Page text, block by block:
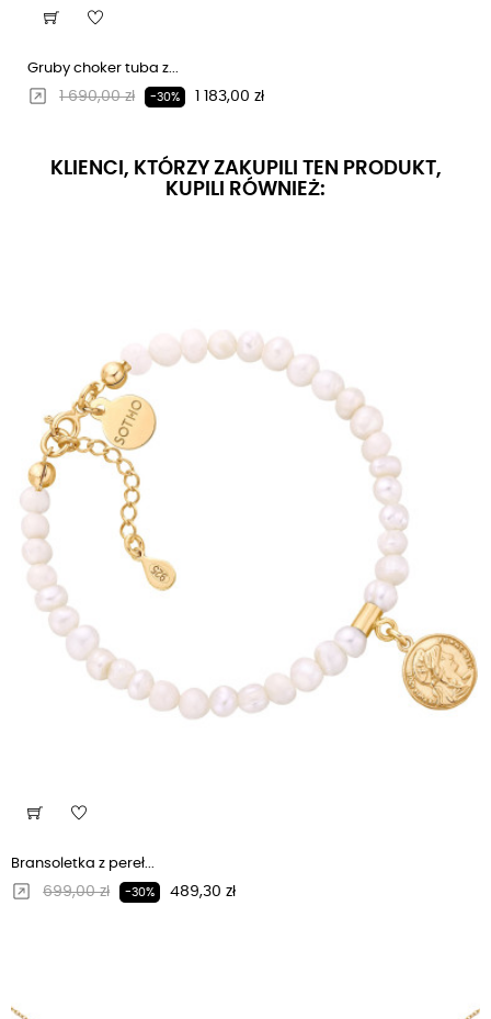
Gruby choker tuba z...
Regularna cena
1 690,00 zł -30% Cena
1 183,00 zł
KLIENCI, KTÓRZY ZAKUPILI TEN PRODUKT,
KUPILI RÓWNIEŻ:
Bransoletka z pereł...
Regularna cena
699,00 zł -30% Cena
489,30 zł